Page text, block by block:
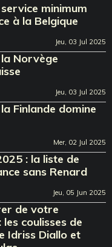
minimum
à la Belgique
Jeu, 03 Jul 2025
la Norvège
Jeu, 03 Jul 2025
Finlande domine
Mer, 02 Jul 2025
: la liste de
sans Renard
Jeu, 05 Jun 2025
de votre
les coulisses de
Idriss Diallo et